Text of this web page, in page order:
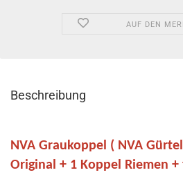
AUF DEN
Beschreibung
NVA Graukoppel ( NVA
Original + 1 Koppel Riemen